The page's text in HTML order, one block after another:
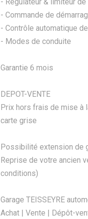
- Régulateur & limiteur
- Commande de
- Contrôle automatique
- Modes de conduite
Garantie 6 mois
DEPOT-VENTE
Prix hors frais de mise à
carte grise
Possibilité extension de
Reprise de votre ancien
conditions)
Garage TEISSEYRE
Achat | Vente | Dépôt-